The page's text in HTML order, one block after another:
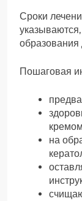
Сроки
образования
Пошаговая
на